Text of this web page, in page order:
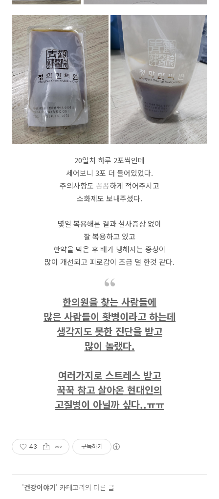
20일치 하루 2포씩인데
세어보니 3포 더 들어있었다.
주의사항도 꼼꼼하게 적어주시고
소화제도 보내주셨다.
몇일 복용해본 결과 설사증상 없이
잘 복용하고 있고
한약을 먹은 후 배가 냉해지는 증상이
많이 개선되고 피로감이 조금 덜 한것 같다.
한의원을 찾는 사람들에
많은 사람들이 홧병이라고 하는데
생각지도 못한 진단을 받고
많이 놀랬다.
여러가지로 스트레스 받고
꾹꾹 참고 살아온 현대인의
고질병이 아닐까 싶다..ㅠㅠ
43 구독하기
'건강이야기' 카테고리의 다른 글